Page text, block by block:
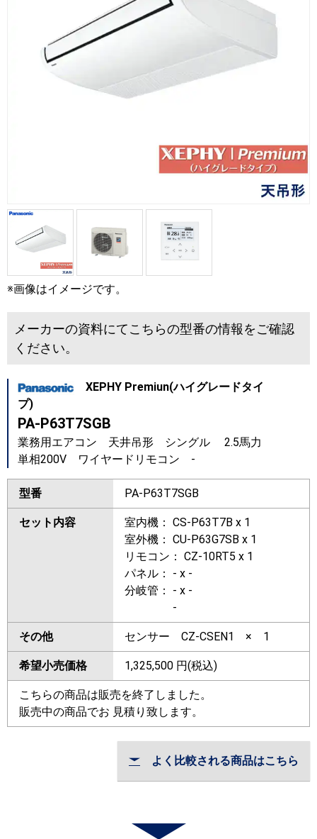
※画像はイメージです。
メーカーの資料にてこちらの型番の情報をご確認
ください。
XEPHY Premiun(ハイグレードタイ
プ)
PA-P63T7SGB
業務用エアコン 天井吊形 シングル 2.5馬力
単相200V ワイヤードリモコン -
型番 PA-P63T7SGB
セット内容
室内機： CS-P63T7B x 1
室外機： CU-P63G7SB x 1
リモコン： CZ-10RT5 x 1
パネル： - x -
分岐管： - x -
-
その他 センサー CZ-CSEN1 × 1
希望小売価格 1,325,500 円(税込)
こちらの商品は販売を終了しました。
販売中の商品でお 見積り致します。
よく比較される商品はこちら